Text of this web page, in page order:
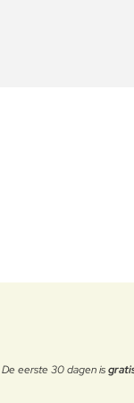
De eerste 30 dagen is